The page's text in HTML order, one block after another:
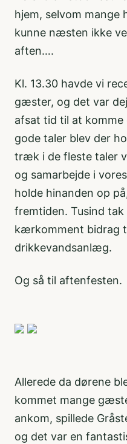
hjem, selvom mange
kunne næsten ikke
aften….
Kl. 13.30 havde vi
gæster, og det var
afsat tid til at komme
gode taler blev der
træk i de fleste taler
og samarbejde i
holde hinanden op
fremtiden. Tusind
kærkomment bidrag
drikkevandsanlæg.
Og så til aftenfesten.
Allerede da dørene
kommet mange
ankom, spillede
og det var en